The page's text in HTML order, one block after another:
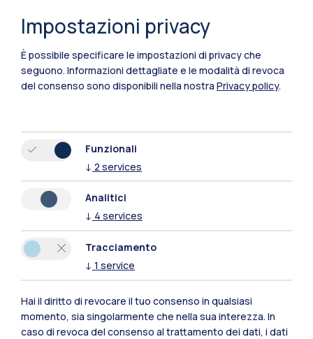
di cui 9.940 studenti stranieri
Laureati occupati
Impostazioni privacy
È possibile specificare le impostazioni di privacy che
seguono. Informazioni dettagliate e le modalità di revoca
del consenso sono disponibili nella nostra Privacy policy.
Funzionali
↓ 2 services
Analitici
↓ 4 services
Tracciamento
↓ 1 service
Hai il diritto di revocare il tuo consenso in qualsiasi
momento, sia singolarmente che nella sua interezza. In
caso di revoca del consenso al trattamento dei dati, i dati